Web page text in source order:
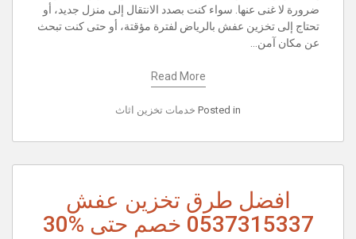
ضرورة لا غنى عنها. سواء كنت بصدد الانتقال إلى منزل جديد، أو
تحتاج إلى تخزين عفش بالرياض لفترة مؤقتة، أو حتى كنت تبحث
عن مكان آمن…
Read More
Posted in خدمات تخزين اثاث
افضل طرق تخزين عفش
0537315337 خصم حتى %30